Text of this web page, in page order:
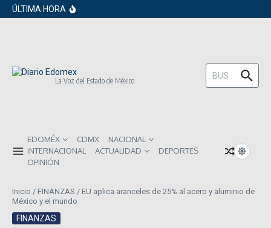
Saltar al contenido
ÚLTIMA HORA
inversionistas extranjeros; emite nueva
comunes entre los mexicanos
La Voz del Estado de México
Buscar:
EDOMÉX CDMX
NACIONAL
INTERNACIONAL
ACTUALIDAD
DEPORTES
OPINIÓN
Inicio / FINANZAS / EU aplica aranceles de 25% al acero y aluminio de
México y el mundo
FINANZAS